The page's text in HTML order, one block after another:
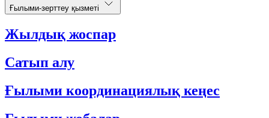
Ғылыми-зерттеу қызметі
Жылдық жоспар
Сатып алу
Ғылыми координациялық кеңес